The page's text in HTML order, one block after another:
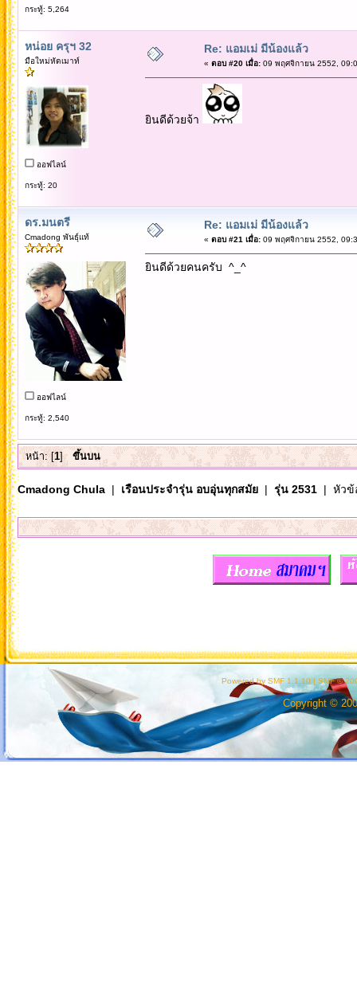
กระทู้: 5,264
หน่อย ครุฯ 32
มือใหม่หัดเมาท์
ออฟไลน์
กระทู้: 20
Re: แอมเม่ มีน้องแล้ว
« ตอบ #20 เมื่อ:09 พฤศจิกายน 2552,
ยินดีด้วยจ้า
ดร.มนตรี
Cmadong พันธุ์แท้
ออฟไลน์
กระทู้: 2,540
Re: แอมเม่ มีน้องแล้ว
« ตอบ #21 เมื่อ:09 พฤศจิกายน 2552,
ยินดีด้วยคนครับ ^_^
หน้า: [1] ขึ้นบน
Cmadong Chula| เรือนประจำรุ่น อบอุ่นทุกสมัย| รุ่น 2531| หัวข้
Powered by SMF 1.1.10 | SMF ©
Copyright ©